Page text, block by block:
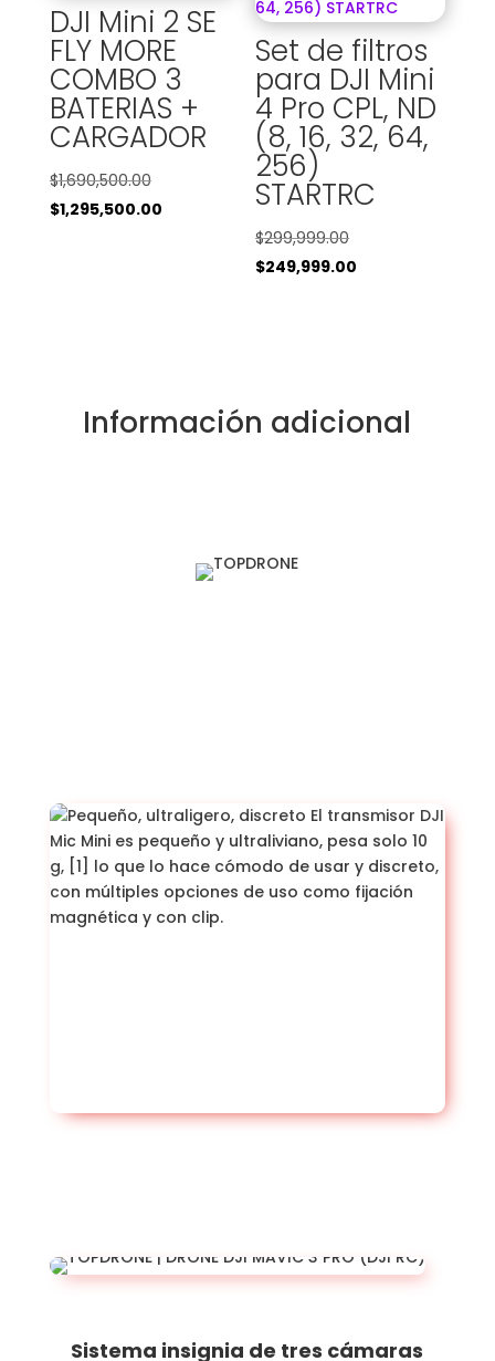
DJI Mini 2 SE
FLY MORE
COMBO 3
BATERIAS +
CARGADOR
$1,690,500.00El
precio
$1,295,500.00El
Set de filtros
para DJI Mini
4 Pro CPL, ND
(8, 16, 32, 64,
256)
STARTRC
$299,999.00El
precio
$249,999.00
Información adicional
Sistema insignia de tres cámaras